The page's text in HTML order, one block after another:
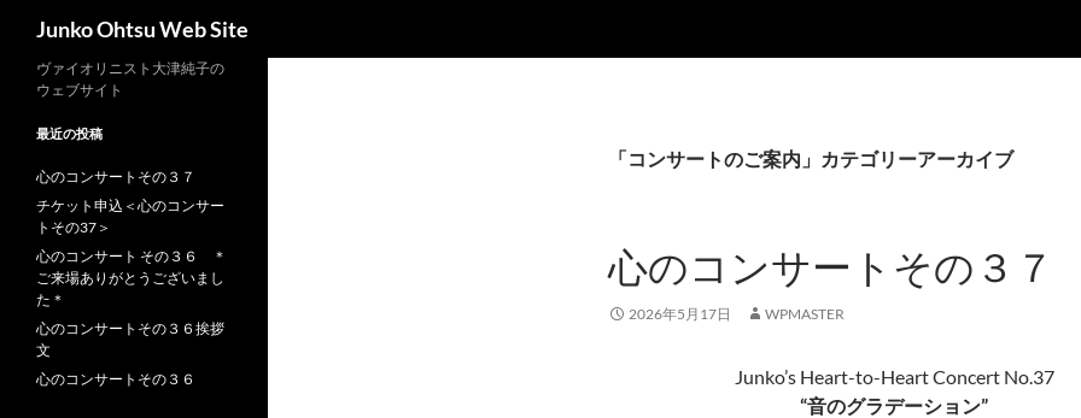
Junko Ohtsu Web Site
「コンサートのご案内」カテゴリーアーカイブ
心のコンサートその３７
2026年5月17日 WPMASTER
Junko’s Heart-to-Heart Concert No.37
“音のグラデーション”
ヴァイオリニスト大津純子の
ウェブサイト
最近の投稿
心のコンサートその３７
チケット申込＜心のコンサー
トその37＞
心のコンサート その３６ ＊
ご来場ありがとうございまし
た＊
心のコンサートその３６挨拶
文
心のコンサートその３６